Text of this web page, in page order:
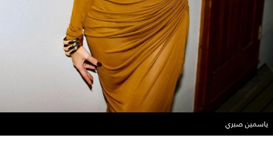
ياسمين صبري